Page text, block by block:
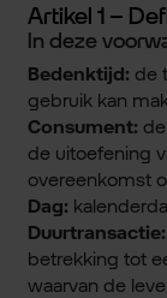
Artikel 1 –
In deze
Bedenktijd: de
gebruik kan
Consument:
de uitoefening
overeenkomst
Dag:
Duurtransactie:
betrekking tot
waarvan de